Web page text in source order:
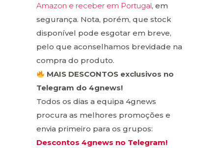
Amazon e receber em Portugal, em
segurança. Nota, porém, que stock
disponível pode esgotar em breve,
pelo que aconselhamos brevidade na
compra do produto.
MAIS DESCONTOS exclusivos no
Telegram do 4gnews!
Todos os dias a equipa 4gnews
procura as melhores promoções e
envia primeiro para os grupos:
Descontos 4gnews no Telegram!